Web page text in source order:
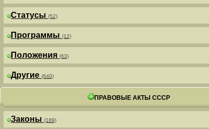
Статусы (52)
Программы (12)
Положения (63)
Другие (640)
ПРАВОВЫЕ АКТЫ СССР
Законы (189)